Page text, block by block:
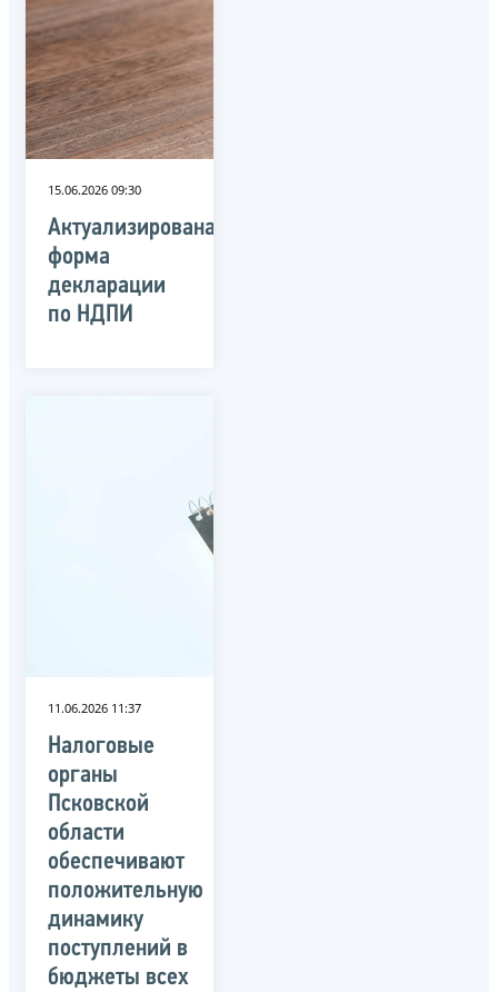
15.06.2026 09:30
Актуализирована
форма
декларации
по НДПИ
11.06.2026 11:37
Налоговые
органы
Псковской
области
обеспечивают
положительную
динамику
поступлений в
бюджеты всех